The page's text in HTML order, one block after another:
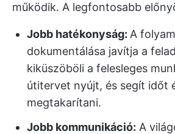
működik. A legfontosabb
Jobb hatékonyság: A
dokumentálása javítja a
kiküszöböli a felesleges
útitervet nyújt, és segít időt
megtakarítani.
Jobb kommunikáció: A